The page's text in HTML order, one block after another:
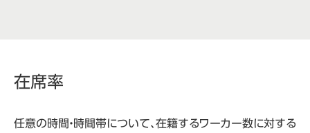
在席率
任意の時間・時間帯について、在籍するワーカー数に対する